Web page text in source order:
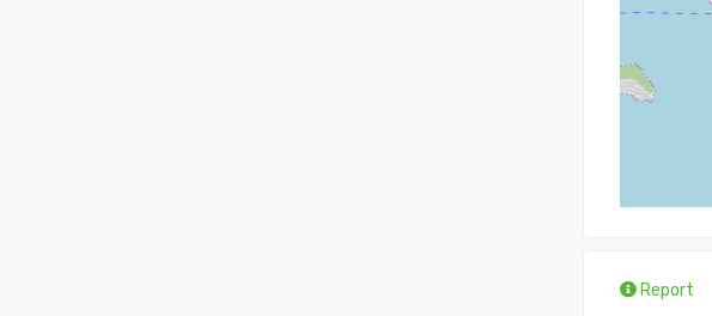
Report